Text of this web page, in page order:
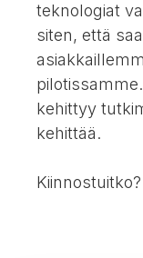
teknologiat
siten, että
kehittyy
kehittää.